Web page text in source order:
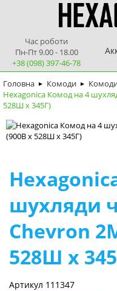
Час роботи
Пн-Пт 9.00 - 18.00
+38 (098) 397-46-78
Головна ► Комоди ►
Hexagonica Комод на 4
528Ш х 345Г)
шухляди
Chevron
528Ш х
Артикул 111347